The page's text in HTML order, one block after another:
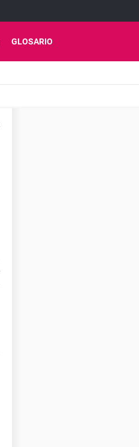
GLOSARIO